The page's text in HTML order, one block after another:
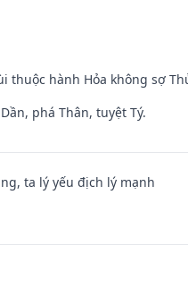
thuộc hành Hỏa không sợ
phá Thân, tuyệt Tý.
ta lý yếu địch lý mạnh